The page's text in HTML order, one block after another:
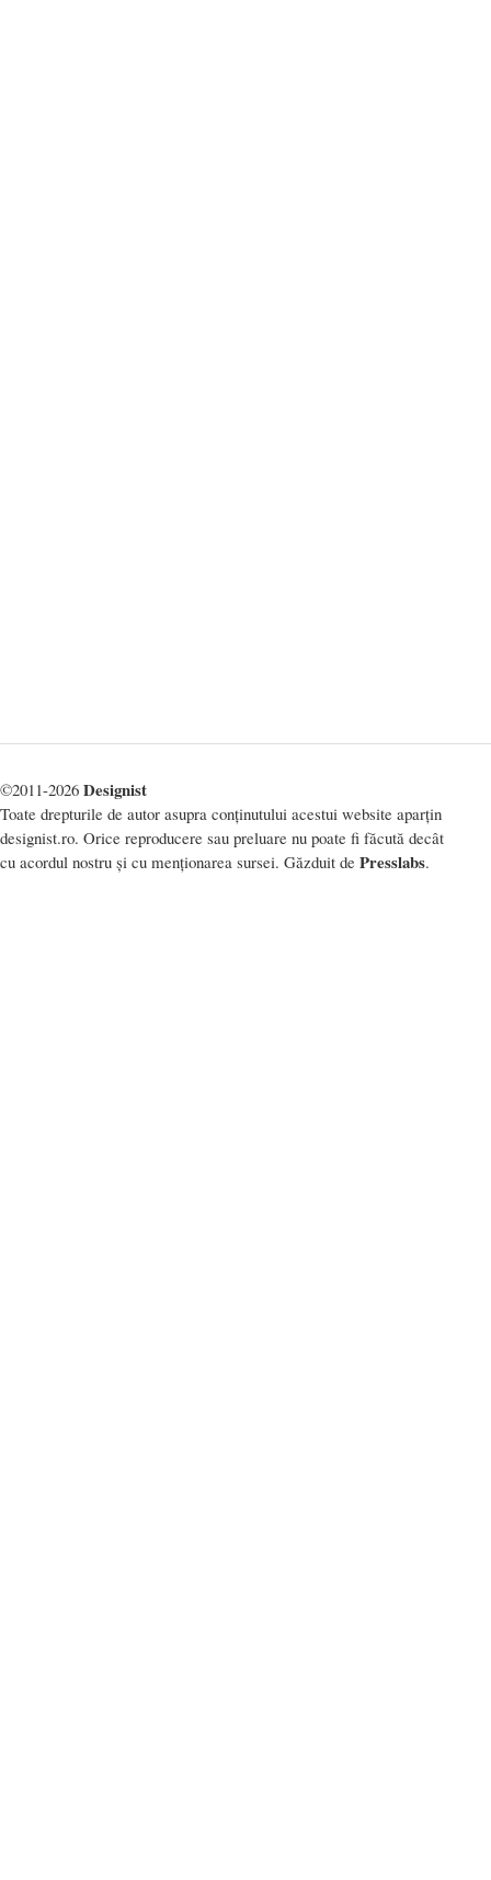
©2011-2026 Designist
Toate drepturile de autor asupra conținutului acestui website aparțin
designist.ro. Orice reproducere sau preluare nu poate fi făcută decât
cu acordul nostru și cu menționarea sursei. Găzduit de Presslabs.